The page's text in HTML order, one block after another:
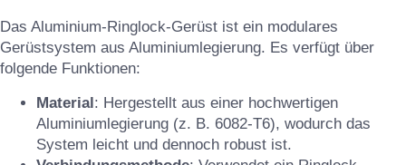
Das Aluminium-Ringlock-Gerüst ist ein modulares
Gerüstsystem aus Aluminiumlegierung. Es verfügt über
folgende Funktionen:
Material: Hergestellt aus einer hochwertigen
Aluminiumlegierung (z. B. 6082-T6), wodurch das
System leicht und dennoch robust ist.